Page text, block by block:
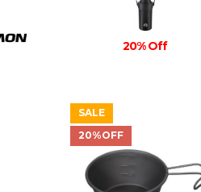
20% Off
SALE
20%OFF